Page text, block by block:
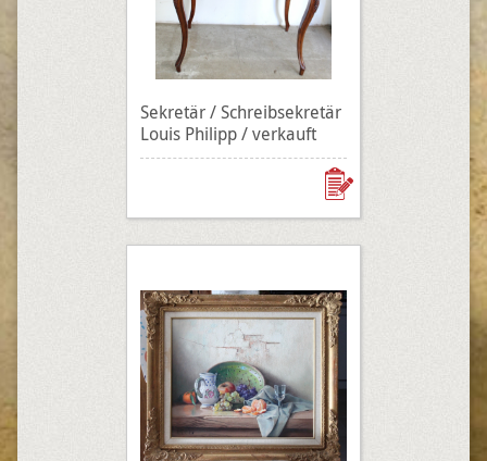
Sekretär / Schreibsekretär
Louis Philipp / verkauft